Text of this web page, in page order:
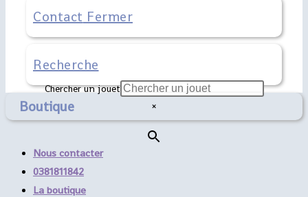
Contact Fermer
Chercher un jouet
×
Boutique
Nous contacter
0381811842
La boutique